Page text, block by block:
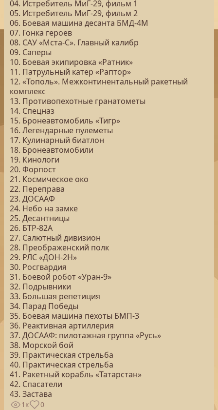
04. Истребитель МиГ‑29, фильм 1
05. Истребитель МиГ‑29, фильм 2
06. Боевая машина десанта БМД‐4М
07. Гонка героев
08. САУ «Мста-С». Главный калибр
09. Саперы
10. Боевая экипировка «Ратник»
11. Патрульный катер «Раптор»
12. «Тополь». Межконтинентальный ракетный
комплекс
13. Противопехотные гранатометы
14. Спецназ
15. Бронеавтомобиль «Тигр»
16. Легендарные пулеметы
17. Кулинарный биатлон
18. Бронеавтомобили
19. Кинологи
20. Форпост
21. Космическое око
22. Переправа
23. ДОСААФ
24. Небо на замке
25. Десантницы
26. БТР-82А
27. Салютный дивизион
28. Преображенский полк
29. РЛС «ДОН-2Н»
30. Росгвардия
31. Боевой робот «Уран-9»
32. Подрывники
33. Большая репетиция
34. Парад Победы
35. Боевая машина пехоты БМП-3
36. Реактивная артиллерия
37. ДОСААФ: пилотажная группа «Русь»
38. Морской бой
39. Практическая стрельба
40. Практическая стрельба
41. Ракетный корабль «Татарстан»
42. Спасатели
43. Застава
1к 0